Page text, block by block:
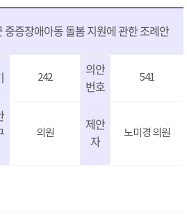
중증장애아동 돌봄 지원에 관한 조례안
242
의안
번호
541
의원
제안
자
노미경 의원